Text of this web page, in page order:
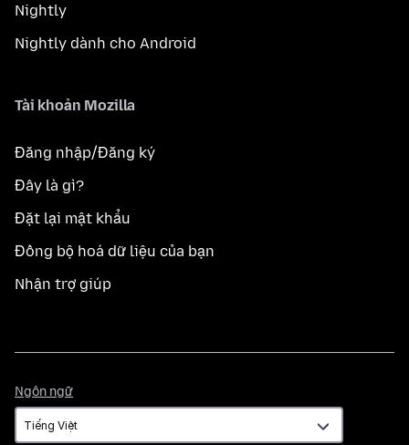
Nightly
Nightly dành cho Android
Tài khoản Mozilla
Đăng nhập/Đăng ký
Đây là gì?
Đặt lại mật khẩu
Đồng bộ hoá dữ liệu của bạn
Nhận trợ giúp
Ngôn ngữ
ngữ